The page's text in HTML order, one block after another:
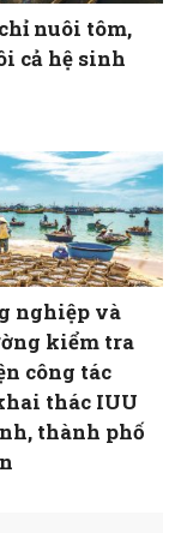
nuôi tôm,
cả hệ sinh
nghiệp và
kiểm tra
công tác
thác IUU
thành phố